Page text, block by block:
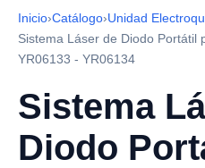
Inicio›Catálogo›Unidad
Sistema Láser de Diodo Portátil
YR06133 - YR06134
Sistema
Diodo